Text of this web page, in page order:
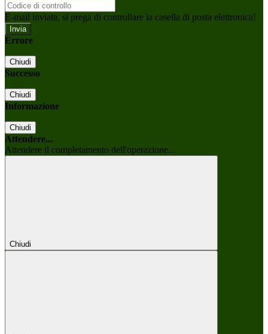
E-mail inviata, si prega di controllare la casella di posta elettronica!
Errore
Chiudi
Successo
Chiudi
Informazione
Chiudi
Attendere...
Attendere il completamento dell'operazione...
Chiudi